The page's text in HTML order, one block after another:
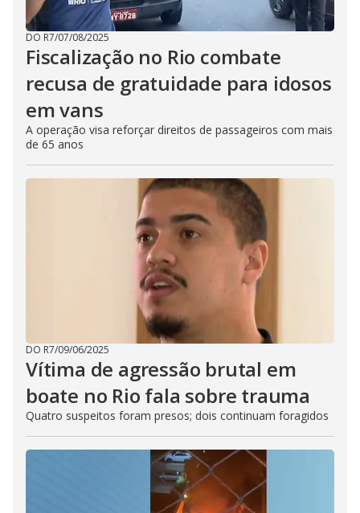
DO R7/07/08/2025
Fiscalização no Rio combate
recusa de gratuidade para idosos
em vans
A operação visa reforçar direitos de passageiros com mais
de 65 anos
DO R7/09/06/2025
Vítima de agressão brutal em
boate no Rio fala sobre trauma
Quatro suspeitos foram presos; dois continuam foragidos